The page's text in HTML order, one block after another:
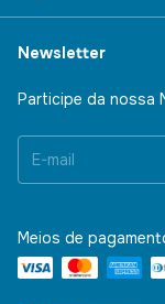
Newsletter
Participe da nossa
Meios de